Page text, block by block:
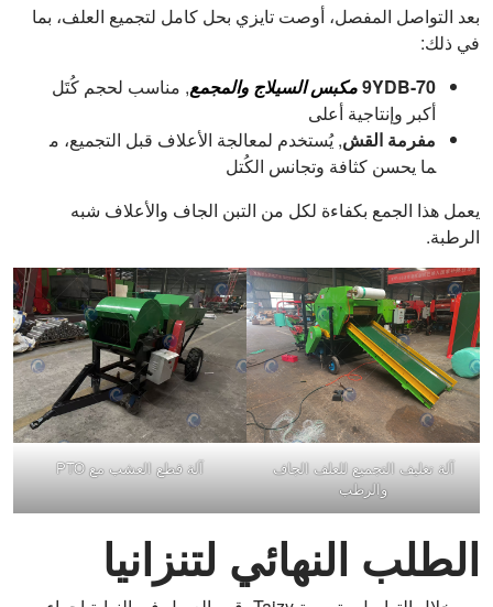
بعد التواصل المفصل، أوصت تايزي بحل كامل لتجميع العلف، بما
في ذلك:
9YDB-70مكبس السيلاج والمجمع, مناسب لحجم كُتَل
أكبر وإنتاجية أعلى
مفرمة القش, يُستخدم لمعالجة الأعلاف قبل التجميع، م
ما يحسن كثافة وتجانس الكُتل
يعمل هذا الجمع بكفاءة لكل من التبن الجاف والأعلاف شبه
الرطبة.
آلة تغليف التجميع للعلف الجاف
والرطب
آلة قطع العشب مع PTO
الطلب النهائي لتنزانيا